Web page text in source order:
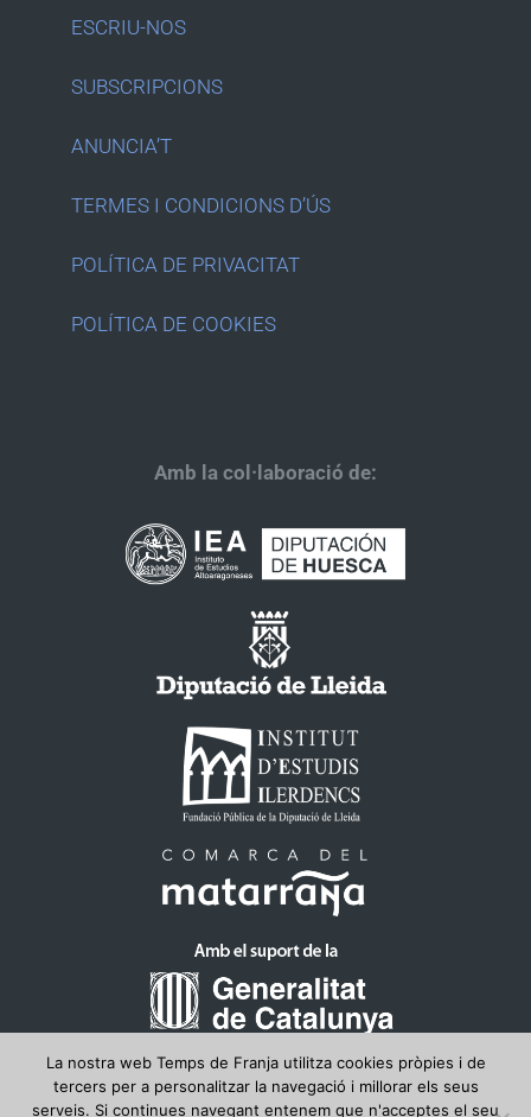
ESCRIU-NOS
SUBSCRIPCIONS
ANUNCIA’T
TERMES I CONDICIONS D’ÚS
POLÍTICA DE PRIVACITAT
POLÍTICA DE COOKIES
Amb la col·laboració de:
La nostra web Temps de Franja utilitza cookies pròpies i de
tercers per a personalitzar la navegació i millorar els seus
serveis. Si continues navegant entenem que n'acceptes el seu